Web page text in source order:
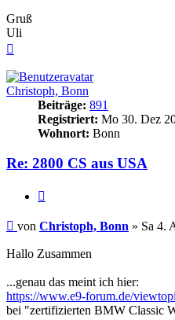
Gruß
Uli
Christoph, Bonn
Beiträge: 891
Registriert: Mo 30. Dez
Wohnort: Bonn
Re: 2800 CS aus USA
Beitrag
von Christoph, Bonn » Sa 4.
Hallo Zusammen
...genau das meint ich hier:
https://www.e9-forum.de/
bei "zertifizierten BMW Classic